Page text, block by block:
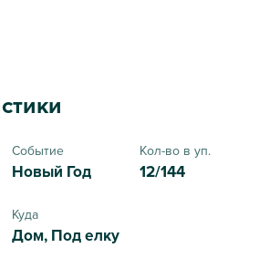
Событие
Новый Год
Кол-во в уп.
12/144
Куда
Дом, Под елку